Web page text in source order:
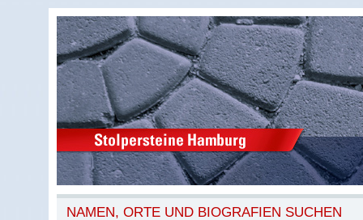
NAMEN, ORTE UND BIOGRAFIEN SUCHEN